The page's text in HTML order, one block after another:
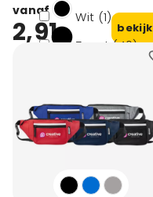
Wit (1)
Zwart (40)
Rood (5)
Groen (6)
vanaf
2,91 bekijk